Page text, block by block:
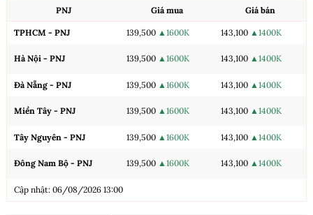
PNJ Giá mua Giá bán
TPHCM - PNJ 139,500 ▲1600K 143,100 ▲1400K
Hà Nội - PNJ 139,500 ▲1600K 143,100 ▲1400K
Đà Nẵng - PNJ 139,500 ▲1600K 143,100 ▲1400K
Miền Tây - PNJ 139,500 ▲1600K 143,100 ▲1400K
Tây Nguyên - PNJ 139,500 ▲1600K 143,100 ▲1400K
Đông Nam Bộ - PNJ 139,500 ▲1600K 143,100 ▲1400K
Cập nhật: 06/08/2026 13:00